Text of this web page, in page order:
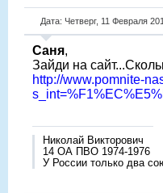
Дата: Четверг, 11 Февраля
Саня,
Зайди на
http://www.pomnite-
Николай Викторович
14 ОА ПВО 1974-1976
У России только два